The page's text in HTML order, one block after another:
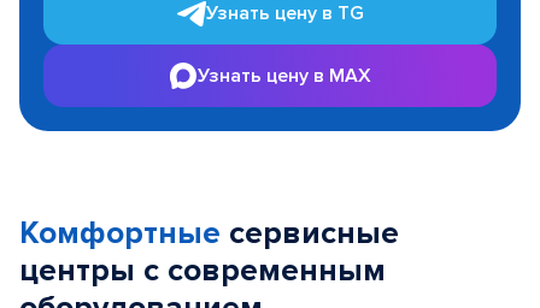
Узнать цену в TG
Узнать цену в MAX
Комфортные сервисные
центры с современным